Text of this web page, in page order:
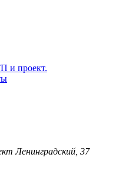
и проект.
Ленинградский, 37